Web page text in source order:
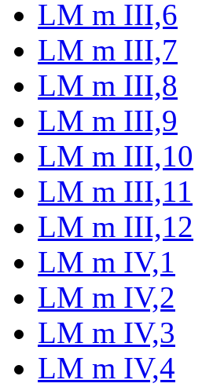
LM m III,6
LM m III,7
LM m III,8
LM m III,9
LM m III,10
LM m III,11
LM m III,12
LM m IV,1
LM m IV,2
LM m IV,3
LM m IV,4